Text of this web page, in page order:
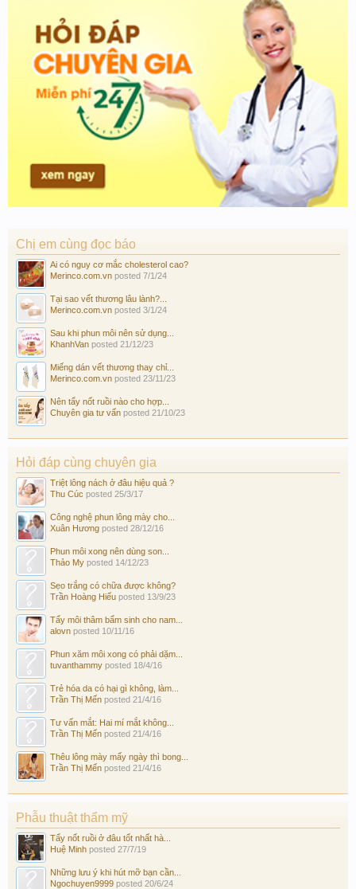
Chị em cùng đọc báo
Ai có nguy cơ mắc cholesterol cao?
Merinco.com.vn posted 7/1/24
Tại sao vết thương lâu lành?...
Merinco.com.vn posted 3/1/24
Sau khi phun môi nên sử dụng...
KhanhVan posted 21/12/23
Miếng dán vết thương thay chỉ...
Merinco.com.vn posted 23/11/23
Nên tẩy nốt ruồi nào cho hợp...
Chuyên gia tư vấn posted 21/10/23
Hỏi đáp cùng chuyên gia
Triệt lông nách ở đâu hiệu quả ?
Thu Cúc posted 25/3/17
Công nghệ phun lông mày cho...
Xuân Hương posted 28/12/16
Phun môi xong nên dùng son...
Thảo My posted 14/12/23
Sẹo trắng có chữa được không?
Trần Hoàng Hiếu posted 13/9/23
Tẩy môi thâm bẩm sinh cho nam...
alovn posted 10/11/16
Phun xăm môi xong có phải dặm...
tuvanthammy posted 18/4/16
Trẻ hóa da có hại gì không, làm...
Trần Thị Mến posted 21/4/16
Tư vấn mắt: Hai mí mắt không...
Trần Thị Mến posted 21/4/16
Thêu lông mày mấy ngày thì bong...
Trần Thị Mến posted 21/4/16
Phẫu thuật thẩm mỹ
Tẩy nốt ruồi ở đâu tốt nhất hà...
Huệ Minh posted 27/7/19
Những lưu ý khi hút mỡ bạn cần...
Ngochuyen9999 posted 20/6/24